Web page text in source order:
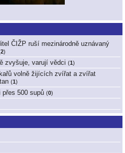
ČIŽP ruší mezinárodně uznávaný
2)
zvyšuje, varují vědci (1 )
volně žijících zvířat a zvířat
(1 )
500 supů (0)